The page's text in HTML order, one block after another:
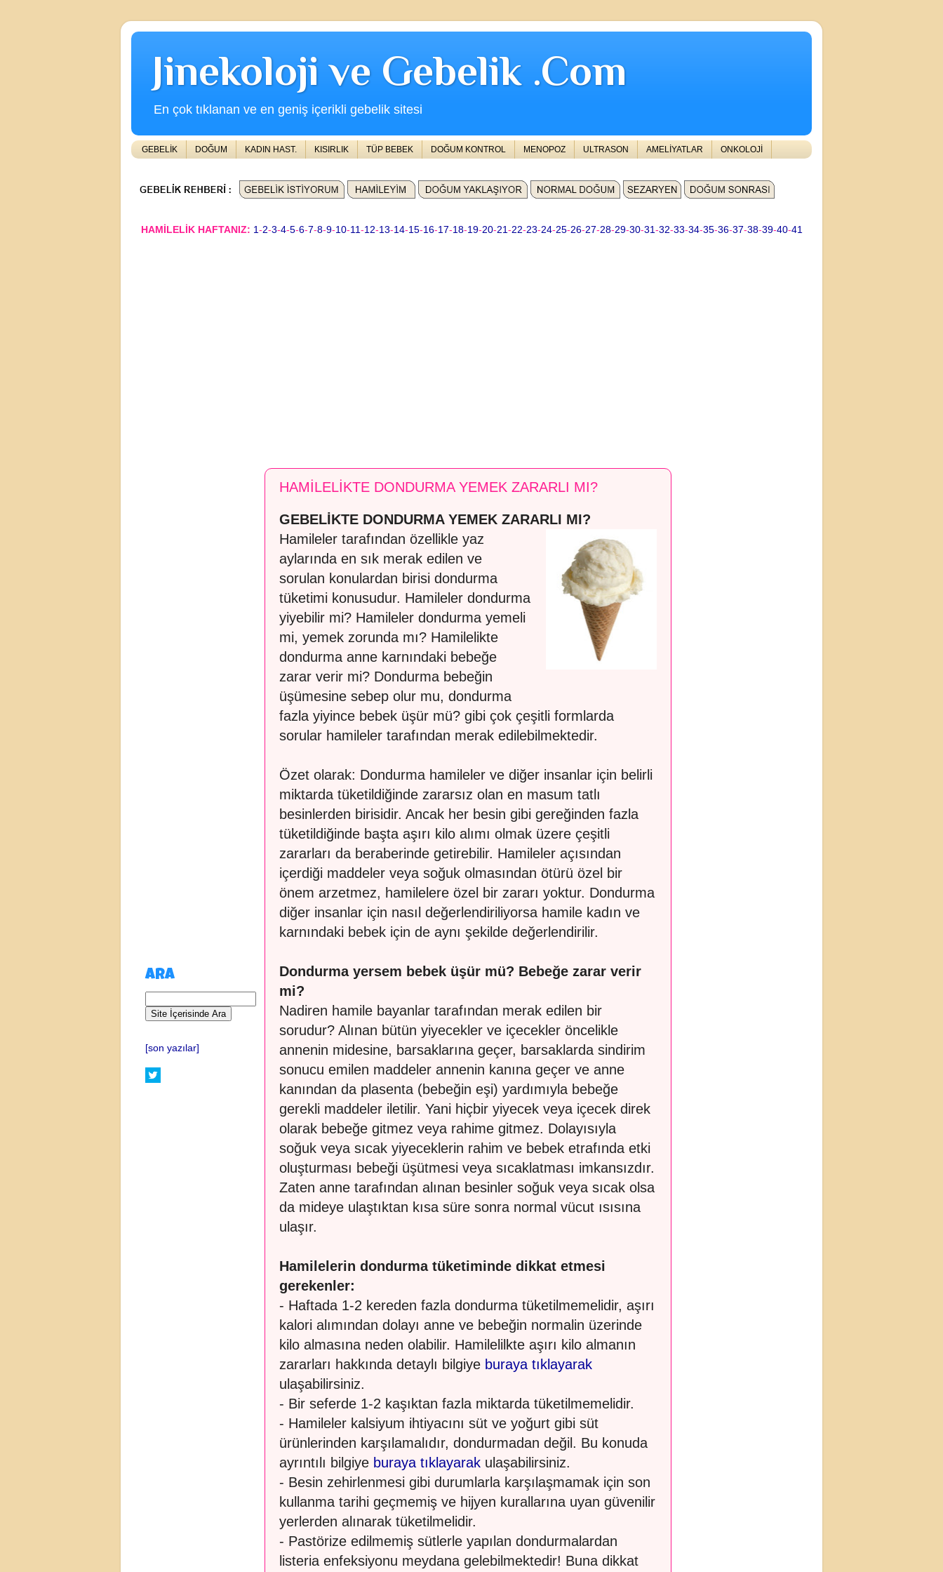
Jinekoloji ve Gebelik .Com
En çok tıklanan ve en geniş içerikli gebelik sitesi
GEBELİK DOĞUM KADIN HAST. KISIRLIK TÜP BEBEK DOĞUM KONTROL MENOPOZ ULTRASON AMELİYATLAR ONKOLOJİ
HAMİLELİK HAFTANIZ: 1 -2-3-4-5-6-7-8-9-10-11 -12-13-14-15-16-17-18-19-20-21 -22-23-24-25-26-27-28-29-30-31 -32-33-34-35-36-37-38-39-40-41
HAMİLELİKTE DONDURMA YEMEK ZARARLI MI?
GEBELİKTE DONDURMA YEMEK ZARARLI MI?
Hamileler tarafından özellikle yaz
aylarında en sık merak edilen ve
sorulan konulardan birisi dondurma
tüketimi konusudur. Hamileler dondurma
yiyebilir mi? Hamileler dondurma yemeli
mi, yemek zorunda mı? Hamilelikte
dondurma anne karnındaki bebeğe
zarar verir mi? Dondurma bebeğin
üşümesine sebep olur mu, dondurma
fazla yiyince bebek üşür mü? gibi çok çeşitli formlarda
sorular hamileler tarafından merak edilebilmektedir.
Özet olarak: Dondurma hamileler ve diğer insanlar için belirli
miktarda tüketildiğinde zararsız olan en masum tatlı
besinlerden birisidir. Ancak her besin gibi gereğinden fazla
tüketildiğinde başta aşırı kilo alımı olmak üzere çeşitli
zararları da beraberinde getirebilir. Hamileler açısından
içerdiği maddeler veya soğuk olmasından ötürü özel bir
önem arzetmez, hamilelere özel bir zararı yoktur. Dondurma
diğer insanlar için nasıl değerlendiriliyorsa hamile kadın ve
karnındaki bebek için de aynı şekilde değerlendirilir.
Dondurma yersem bebek üşür mü? Bebeğe zarar verir
mi?
Nadiren hamile bayanlar tarafından merak edilen bir
sorudur? Alınan bütün yiyecekler ve içecekler öncelikle
annenin midesine, barsaklarına geçer, barsaklarda sindirim
sonucu emilen maddeler annenin kanına geçer ve anne
kanından da plasenta (bebeğin eşi) yardımıyla bebeğe
gerekli maddeler iletilir. Yani hiçbir yiyecek veya içecek direk
olarak bebeğe gitmez veya rahime gitmez. Dolayısıyla
soğuk veya sıcak yiyeceklerin rahim ve bebek etrafında etki
oluşturması bebeği üşütmesi veya sıcaklatması imkansızdır.
Zaten anne tarafından alınan besinler soğuk veya sıcak olsa
da mideye ulaştıktan kısa süre sonra normal vücut ısısına
ulaşır.
Hamilelerin dondurma tüketiminde dikkat etmesi
gerekenler:
- Haftada 1-2 kereden fazla dondurma tüketilmemelidir, aşırı
kalori alımından dolayı anne ve bebeğin normalin üzerinde
kilo almasına neden olabilir. Hamilelilkte aşırı kilo almanın
zararları hakkında detaylı bilgiye buraya tıklayarak
ulaşabilirsiniz.
- Bir seferde 1-2 kaşıktan fazla miktarda tüketilmemelidir.
- Hamileler kalsiyum ihtiyacını süt ve yoğurt gibi süt
ürünlerinden karşılamalıdır, dondurmadan değil. Bu konuda
ayrıntılı bilgiye buraya tıklayarak ulaşabilirsiniz.
- Besin zehirlenmesi gibi durumlarla karşılaşmamak için son
kullanma tarihi geçmemiş ve hijyen kurallarına uyan güvenilir
yerlerden alınarak tüketilmelidir.
- Pastörize edilmemiş sütlerle yapılan dondurmalardan
listeria enfeksiyonu meydana gelebilmektedir! Buna dikkat
ARA
[son yazılar]